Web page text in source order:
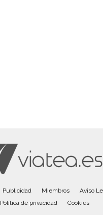
Publicidad Miembros
Aviso
Política de privacidad
Cookies